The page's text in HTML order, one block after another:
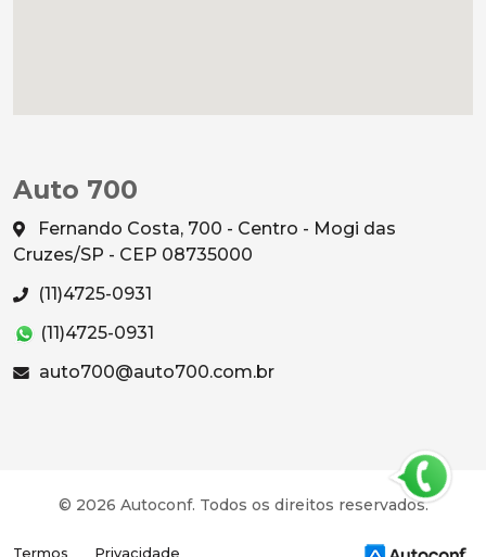
Auto 700
Fernando Costa, 700 - Centro - Mogi das
Cruzes/SP - CEP 08735000
(11)4725-0931
(11)4725-0931
auto700@auto700.com.br
© 2026 Autoconf. Todos os direitos reservados.
Termos Privacidade